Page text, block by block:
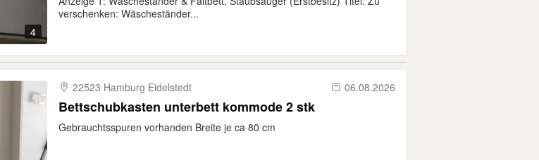
4
verschenken: Wäscheständer...
22523 Hamburg Eidelstedt 06.08.2026
Bettschubkasten unterbett kommode 2 stk
Gebrauchtsspuren vorhanden Breite je ca 80 cm